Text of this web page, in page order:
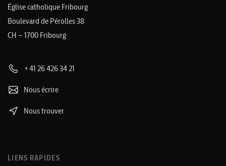
Église catholique Fribourg
Boulevard de Pérolles 38
CH – 1700 Fribourg
+41 26 426 34 21
Nous écrire
Nous trouver
LIENS RAPIDES